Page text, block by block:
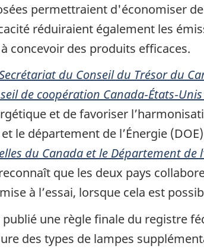
permettraient d'économiser
réduiraient également les
concevoir des produits efficaces.
du Conseil du Trésor du
de coopération
et de favoriser
le département de l’Énergie
du Canada et le Département de
que les deux pays
à l’essai, lorsque cela est
publié une règle finale du registre
des types de lampes